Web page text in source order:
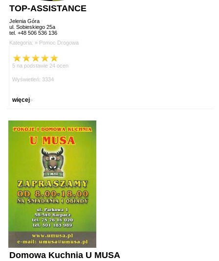
TOP-ASSISTANCE
Jelenia Góra
ul. Sobieskiego 25a
tel. +48 506 536 136
Kategoria: » Pomoc Drogowa
5 na podstawie 24 ocen
Wyświetleń: 3334
więcej»
Domowa Kuchnia U MUSA